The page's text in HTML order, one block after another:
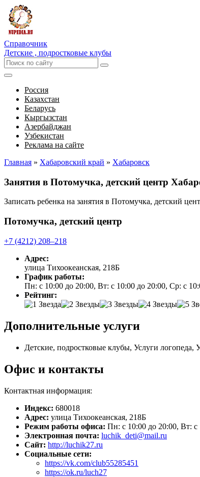
Справочник
Детские , подростковые клубы
Россия
Казахстан
Беларусь
Кыргызстан
Азербайджан
Узбекистан
Реклама на сайте
Главная » Хабаровский край » Хабаровск
Занятия в Потомучка, детский центр
Записать ребенка на занятия в Потомучка, детский
Потомучка, детский центр
+7 (4212) 208‒218
Адрес:
улица Тихоокеанская, 218Б
График работы:
Пн: с 10:00 до 20:00, Вт: с 10:00 до 20:00, Ср: с
Рейтинг:
Дополнительные услуги
Детские, подростковые клубы, Услуги
Офис и контакты
Контактная информация:
Индекс: 680018
Адрес: улица Тихоокеанская, 218Б
Режим работы офиса: Пн: с 10:00 до 20:00, Вт: с
Электронная почта: luchik_deti@mail.ru
Сайт: http://luchik27.ru
Социальные сети:
https://vk.com/club55285451
https://ok.ru/luch27